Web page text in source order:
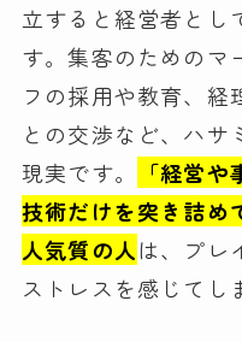
立すると経営者とし
す。集客のためのマ
フの採用や教育、経
との交渉など、ハサ
現実です。
「経営
技術だけを突き詰め
人気質の人は、プレ
ストレスを感じてし